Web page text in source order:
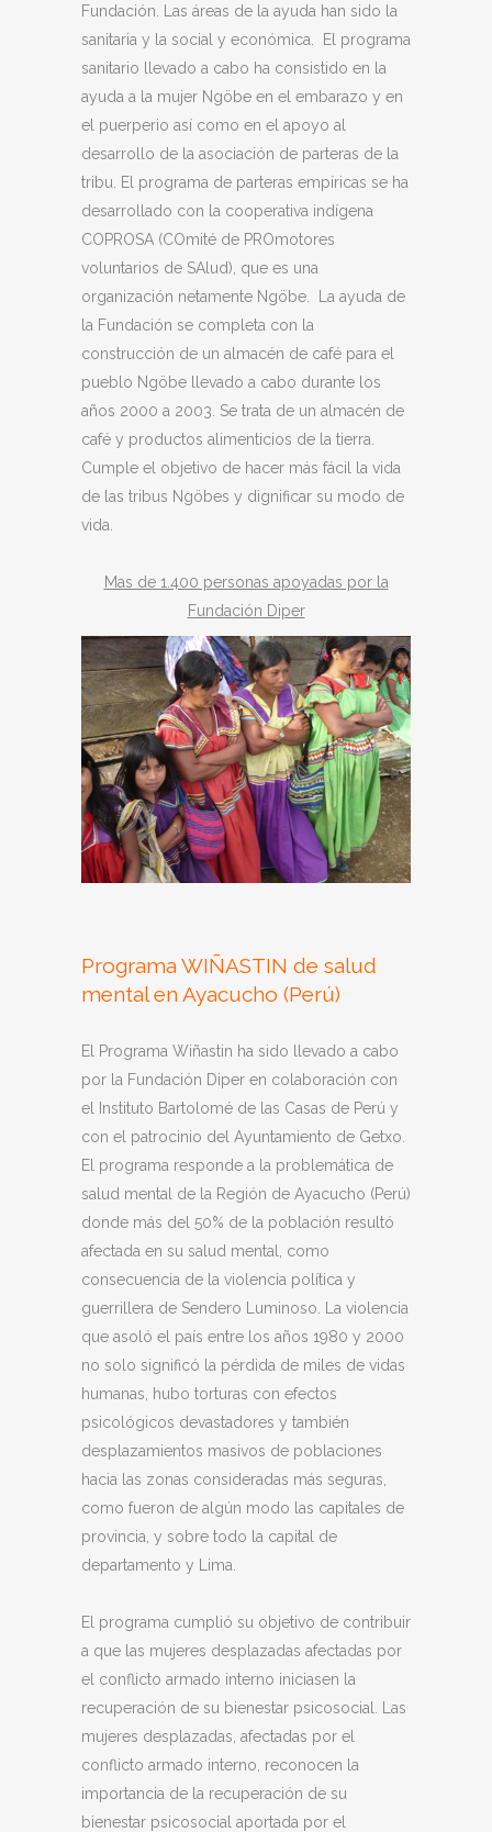
Fundación. Las áreas de la ayuda han sido la
sanitaria y la social y económica. El programa
sanitario llevado a cabo ha consistido en la
ayuda a la mujer Ngöbe en el embarazo y en
el puerperio así como en el apoyo al
desarrollo de la asociación de parteras de la
tribu. El programa de parteras empíricas se ha
desarrollado con la cooperativa indígena
COPROSA (COmité de PROmotores
voluntarios de SAlud), que es una
organización netamente Ngöbe. La ayuda de
la Fundación se completa con la
construcción de un almacén de café para el
pueblo Ngöbe llevado a cabo durante los
años 2000 a 2003. Se trata de un almacén de
café y productos alimenticios de la tierra.
Cumple el objetivo de hacer más fácil la vida
de las tribus Ngöbes y dignificar su modo de
vida.
Mas de 1.400 personas apoyadas por la
Fundación Diper
Programa WIÑASTIN de salud
mental en Ayacucho (Perú)
El Programa Wiñastin ha sido llevado a cabo
por la Fundación Diper en colaboración con
el Instituto Bartolomé de las Casas de Perú y
con el patrocinio del Ayuntamiento de Getxo.
El programa responde a la problemática de
salud mental de la Región de Ayacucho (Perú)
donde más del 50% de la población resultó
afectada en su salud mental, como
consecuencia de la violencia política y
guerrillera de Sendero Luminoso. La violencia
que asoló el país entre los años 1980 y 2000
no solo significó la pérdida de miles de vidas
humanas, hubo torturas con efectos
psicológicos devastadores y también
desplazamientos masivos de poblaciones
hacia las zonas consideradas más seguras,
como fueron de algún modo las capitales de
provincia, y sobre todo la capital de
departamento y Lima.
El programa cumplió su objetivo de contribuir
a que las mujeres desplazadas afectadas por
el conflicto armado interno iniciasen la
recuperación de su bienestar psicosocial. Las
mujeres desplazadas, afectadas por el
conflicto armado interno, reconocen la
importancia de la recuperación de su
bienestar psicosocial aportada por el